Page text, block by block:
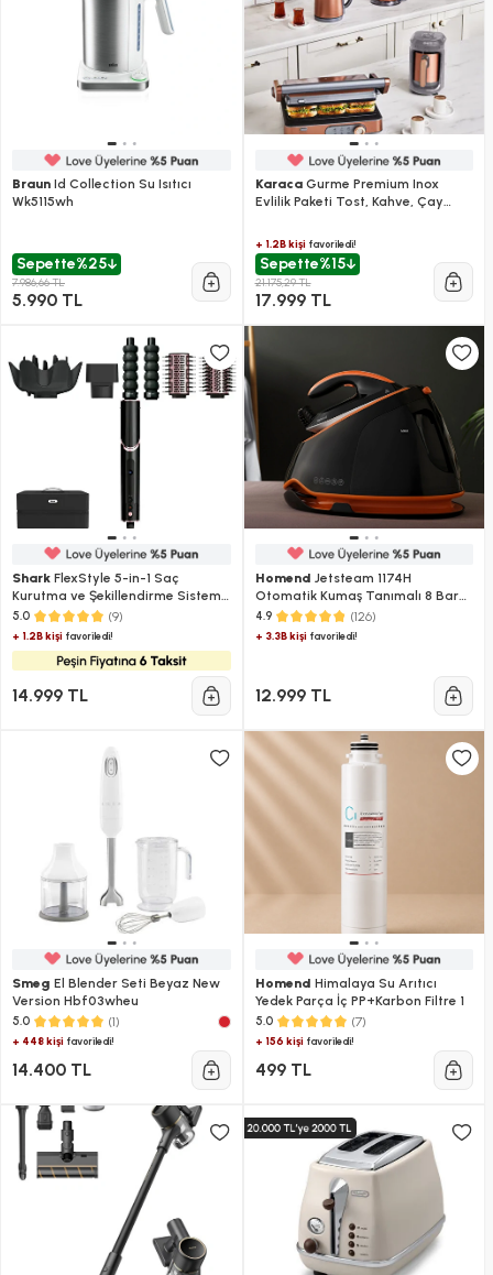
Braun Id Collection Su Isıtıcı
Wk5115wh
Sepette%25
7.986,66 TL
5.990 TL
KaracaGurme Premium Inox
Evlilik Paketi Tost, Kahve, Çay
Galactic Bronze
+ 1.2B kişifavoriledi!
Sepette%15
21.175,29 TL
17.999 TL
Shark FlexStyle 5-in-1 Saç
Kurutma ve Şekillendirme Sistemi
- Black
5.0 (9)
+ 1.2B kişi favoriledi!
14.999 TL
Homend Jetsteam 1174H
Otomatik Kumaş Tanımalı 8 Bar
Buhar Kazanlı Ütü Siyah Turuncu
4.9 (126)
+ 3.3B kişifavoriledi!
12.999 TL
Smeg El Blender Seti Beyaz New
Version Hbf03wheu
5.0 (1)
+ 448 kişi favoriledi!
14.400 TL
Homend Himalaya Su Arıtıcı
Yedek Parça İç PP+Karbon Filtre 1
5.0 (7)
+ 156 kişifavoriledi!
499 TL